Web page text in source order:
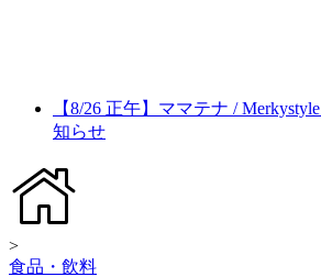
【8/26 正午】ママテナ /
知らせ
>
食品・飲料